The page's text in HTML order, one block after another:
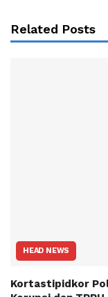
Related Posts
HEAD NEWS
Kortastipidkor